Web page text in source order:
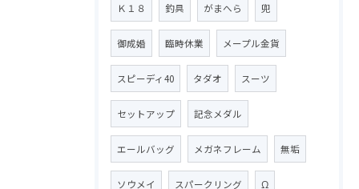
Ｋ１８ 釣具 がまへら 兜
御成婚 臨時休業 メープル金貨
スピーディ40 タダオ スーツ
セットアップ 記念メダル
エールバッグ メガネフレーム 無垢
ソウメイ スパークリング Ω